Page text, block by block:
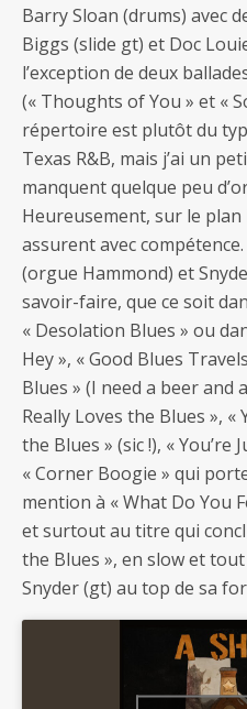
Barry Sloan (drums) avec
Biggs (slide gt) et Doc
l’exception de deux
(« Thoughts of You » et «
répertoire est plutôt du
Texas R&B, mais j’ai un
manquent quelque peu
Heureusement, sur le
assurent avec
(orgue Hammond) et
savoir-faire, que ce soit
« Desolation Blues » ou
Hey », « Good Blues
Blues » (I need a beer and
Really Loves the Blues », «
the Blues » (sic !), «
« Corner Boogie » qui
mention à « What Do You
et surtout au titre qui
the Blues », en slow et
Snyder (gt) au top de sa